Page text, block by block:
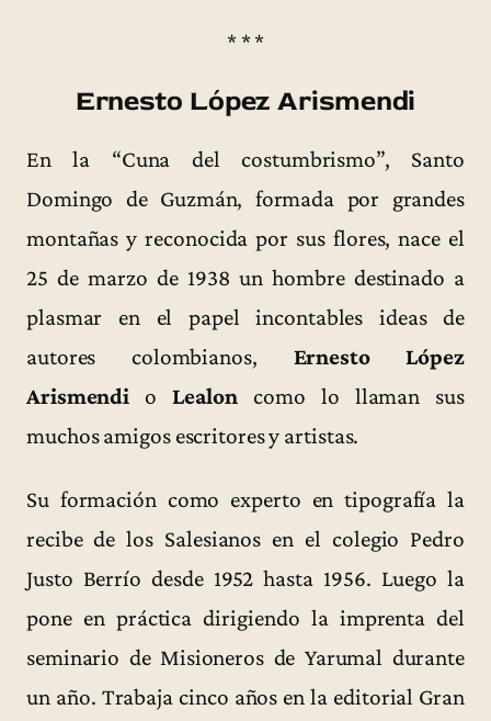
* * *
Ernesto López Arismendi
En la “Cuna del costumbrismo”, Santo
Domingo de Guzmán, formada por grandes
montañas y reconocida por sus flores, nace el
25 de marzo de 1938 un hombre destinado a
plasmar en el papel incontables ideas de
autores colombianos, Ernesto López
Arismendi oLealoncomo lo llaman sus
muchos amigos escritores y artistas.
Su formación como experto en tipografía la
recibe de los Salesianos en el colegio Pedro
Justo Berrío desde 1952 hasta 1956. Luego la
pone en práctica dirigiendo la imprenta del
seminario de Misioneros de Yarumal durante
un año. Trabaja cinco años en la editorial Gran